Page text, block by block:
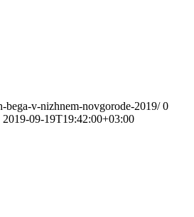
bega-v-nizhnem-novgorode-2019/ 0
2019-09-19T19:42:00+03:00